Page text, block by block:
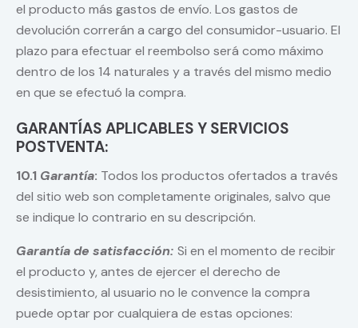
el producto más gastos de envío. Los gastos de
devolución correrán a cargo del consumidor-usuario. El
plazo para efectuar el reembolso será como máximo
dentro de los 14 naturales y a través del mismo medio
en que se efectuó la compra.
GARANTÍAS APLICABLES Y SERVICIOS
POSTVENTA:
10.1 Garantía: Todos los productos ofertados a través
del sitio web son completamente originales, salvo que
se indique lo contrario en su descripción.
Garantía de satisfacción: Si en el momento de recibir
el producto y, antes de ejercer el derecho de
desistimiento, al usuario no le convence la compra
puede optar por cualquiera de estas opciones: